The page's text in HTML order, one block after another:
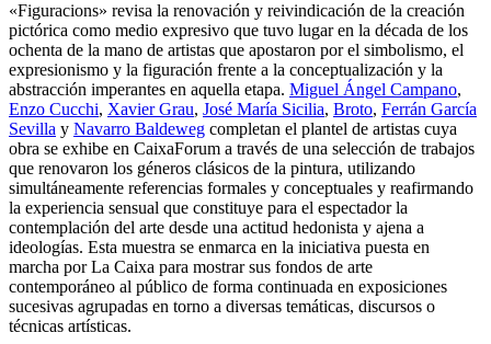
«Figuracions» revisa la renovación y reivindicación de la creación
pictórica como medio expresivo que tuvo lugar en la década de los
ochenta de la mano de artistas que apostaron por el simbolismo, el
expresionismo y la figuración frente a la conceptualización y la
abstracción imperantes en aquella etapa. Miguel Ángel Campano,
Enzo Cucchi, Xavier Grau, José María Sicilia, Broto, Ferrán García
Sevilla y Navarro Baldeweg completan el plantel de artistas cuya
obra se exhibe en CaixaForum a través de una selección de trabajos
que renovaron los géneros clásicos de la pintura, utilizando
simultáneamente referencias formales y conceptuales y reafirmando
la experiencia sensual que constituye para el espectador la
contemplación del arte desde una actitud hedonista y ajena a
ideologías. Esta muestra se enmarca en la iniciativa puesta en
marcha por La Caixa para mostrar sus fondos de arte
contemporáneo al público de forma continuada en exposiciones
sucesivas agrupadas en torno a diversas temáticas, discursos o
técnicas artísticas.